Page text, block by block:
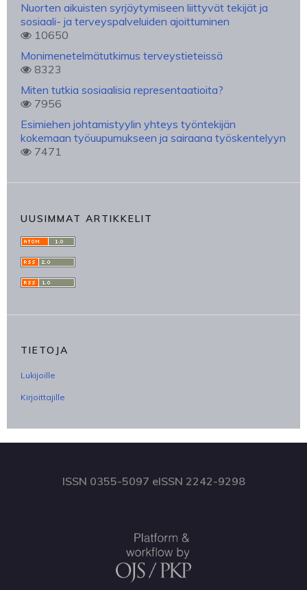
Nuorten aikuisten syrjäytymiseen liittyvät tekijät ja
sosiaali- ja terveyspalveluiden ajoittuminen
10650
Monimenetelmätutkimus terveystieteissä
8323
Miten tutkia sosiaalisia representaatioita?
7956
Esimiehen johtamistyylin yhteys työntekijän
kokemaan työuupumukseen ja sairaana työskentelyyn
7471
UUSIMMAT ARTIKKELIT
TIETOJA
Lukijoille
Kirjoittajille
ISSN 0355-5097 eISSN 2242-9298